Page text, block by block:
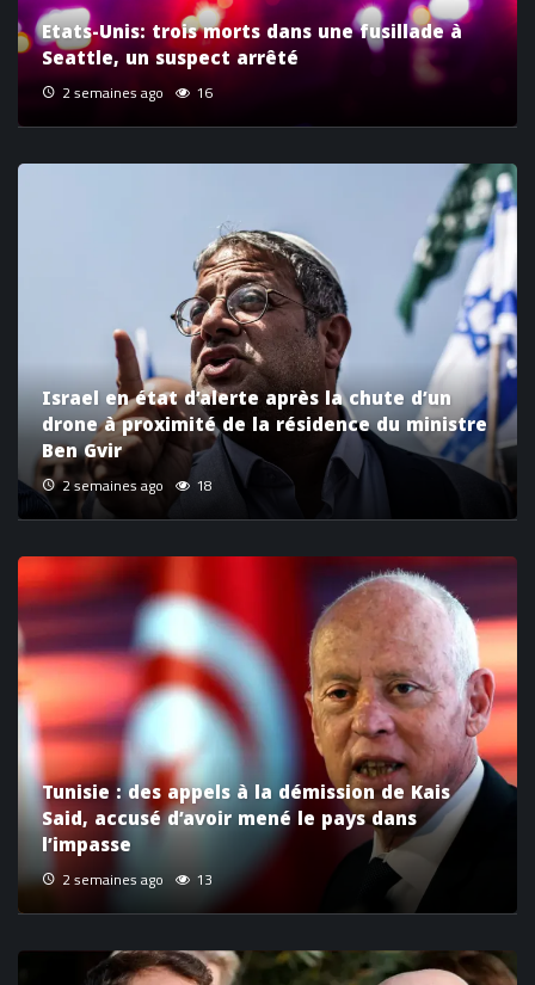
Etats-Unis: trois morts dans une fusillade à
Seattle, un suspect arrêté
2 semaines ago 16
Israel en état d’alerte après la chute d’un
drone à proximité de la résidence du ministre
Ben Gvir
2 semaines ago 18
Tunisie : des appels à la démission de Kais
Said, accusé d’avoir mené le pays dans
l’impasse
2 semaines ago 13